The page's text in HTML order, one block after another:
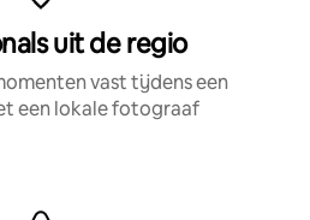
uit de regio
vast tijdens een
een lokale fotograaf